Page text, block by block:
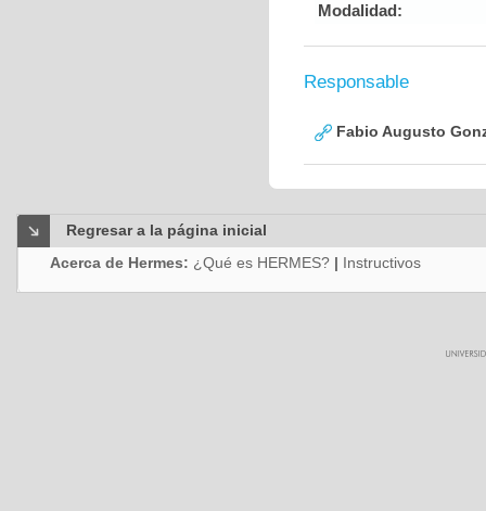
Modalidad:
Responsable
Fabio Augusto
Regresar a la página inicial
Acerca de Hermes: ¿Qué es HERMES? | Instructivos